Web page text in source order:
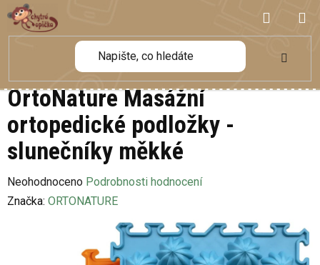
Přejít
na
obsah
KOŠÍK
OrtoNature Masážní
ortopedické podložky -
slunečníky měkké
Průměrné
hodnocení
Neohodnoceno Podrobnosti hodnocení
Značka: ORTONATURE